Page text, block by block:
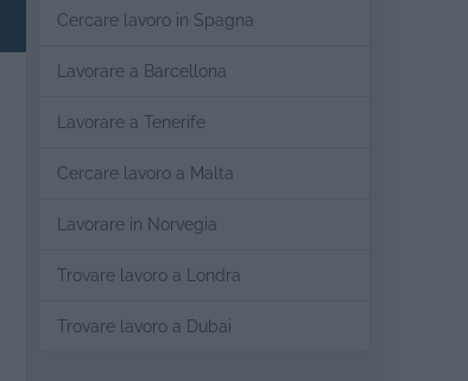
Cercare lavoro in Spagna
Lavorare a Barcellona
Lavorare a Tenerife
Cercare lavoro a Malta
Lavorare in Norvegia
Trovare lavoro a Londra
Trovare lavoro a Dubai